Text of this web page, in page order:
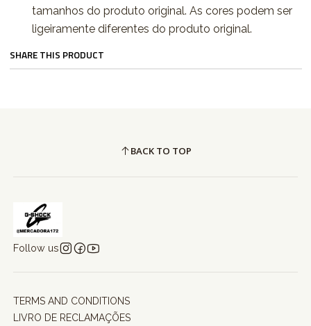
tamanhos do produto original. As cores podem ser
ligeiramente diferentes do produto original.
SHARE THIS PRODUCT
BACK TO TOP
Follow us
TERMS AND CONDITIONS
LIVRO DE RECLAMAÇÕES